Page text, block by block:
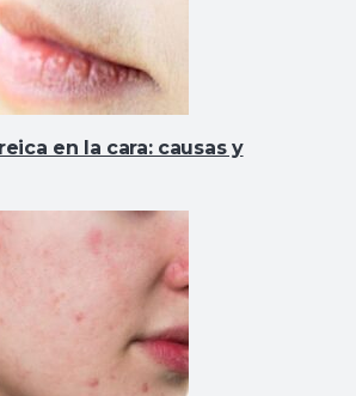
en la cara: causas y